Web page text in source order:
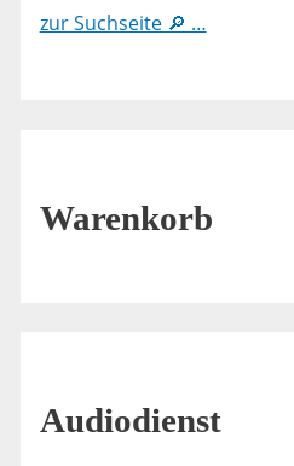
zur Suchseite 🔎 …
Warenkorb
Audiodienst